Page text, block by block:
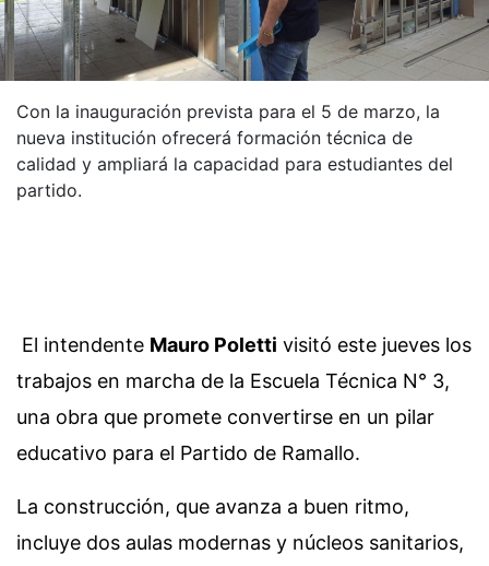
Con la inauguración prevista para el 5 de marzo, la
nueva institución ofrecerá formación técnica de
calidad y ampliará la capacidad para estudiantes del
partido.
El intendente Mauro Poletti visitó este jueves los
trabajos en marcha de la Escuela Técnica N° 3,
una obra que promete convertirse en un pilar
educativo para el Partido de Ramallo.
La construcción, que avanza a buen ritmo,
incluye dos aulas modernas y núcleos sanitarios,